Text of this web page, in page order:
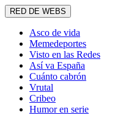
RED DE WEBS
Asco de vida
Memedeportes
Visto en las Redes
Así va España
Cuánto cabrón
Vrutal
Cribeo
Humor en serie